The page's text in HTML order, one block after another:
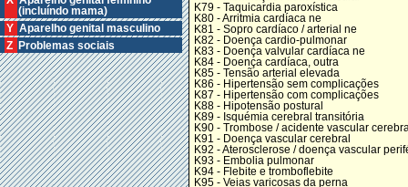
(incluíndo mama)
Y Aparelho genital masculino
Z Problemas sociais
K79 - Taquicardia paroxística
K80 - Arritmia cardíaca ne
K81 - Sopro cardíaco / arterial ne
K82 - Doença cardio-pulmonar
K83 - Doença valvular cardíaca ne
K84 - Doença cardíaca, outra
K85 - Tensão arterial elevada
K86 - Hipertensão sem complicações
K87 - Hipertensão com complicações
K88 - Hipotensão postural
K89 - Isquémia cerebral transitória
K90 - Trombose / acidente vascular
K91 - Doença vascular cerebral
K92 - Aterosclerose / doença vascular
K93 - Embolia pulmonar
K94 - Flebite e tromboflebite
K95 - Veias varicosas da perna